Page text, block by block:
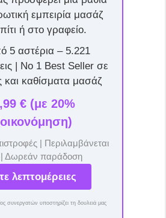
εμπειρία μασάζ
ή στο γραφείο.
5 αστέρια – 5.221
| Νο 1 Best Seller σε
και καθίσματα μασάζ
€ (με 20%
| Περιλαμβάνεται
Δωρεάν παράδοση
λεπτομέρειες
συνεργατών υποστηρίζει τη δουλειά μας